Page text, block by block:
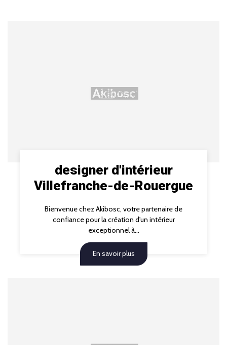
designer d'intérieur
Villefranche-de-Rouergue
Bienvenue chez Akibosc, votre partenaire de
confiance pour la création d'un intérieur
exceptionnel à...
En savoir plus